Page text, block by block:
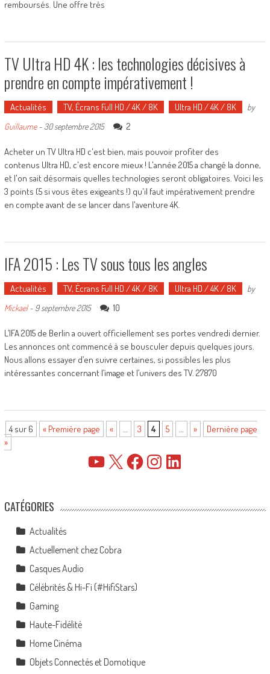
remboursés. Une offre très
TV Ultra HD 4K : les technologies décisives à
prendre en compte impérativement !
Actualités TV, Écrans Full HD / 4K / 8K Ultra HD / 4K / 8K
by
Guillaume- 30 septembre 2015 2
Acheter un TV Ultra HD c'est bien, mais pouvoir profiter des
contenus Ultra HD, c'est encore mieux ! L'année 2015 a changé la donne,
et l'on sait désormais quelles technologies seront obligatoires. Voici les
3 points (5 si vous êtes exigeants !) qu'il faut impérativement prendre
en compte avant de se lancer dans l'aventure 4K.
IFA 2015 : Les TV sous tous les angles
Actualités TV, Écrans Full HD / 4K / 8K Ultra HD / 4K / 8K
by
Mickael- 9 septembre 2015 10
L’IFA 2015 de Berlin a ouvert officiellement ses portes vendredi dernier.
Les annonces ont commencé à se bousculer depuis quelques jours.
Nous allons essayer d’en suivre certaines, si possibles les plus
intéressantes concernant l’image et l’univers des TV. 27870
4 sur 6 « Première page « … 3 4 5 … »
Dernière page
»
YouTube FacebookInstagramLinkedIn
CATÉGORIES
Actualités
Actuellement chez Cobra
Casques Audio
Célébrités & Hi-Fi (#HifiStars)
Gaming
Haute-Fidélité
Home Cinéma
Objets Connectés et Domotique